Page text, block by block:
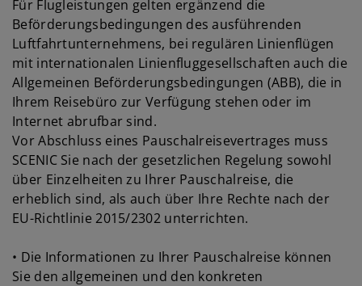
Für Flugleistungen gelten ergänzend die
Beförderungsbedingungen des ausführenden
Luftfahrtunternehmens, bei regulären Linienflügen
mit internationalen Linienfluggesellschaften auch die
Allgemeinen Beförderungsbedingungen (ABB), die in
Ihrem Reisebüro zur Verfügung stehen oder im
Internet abrufbar sind.
Vor Abschluss eines Pauschalreisevertrages muss
SCENIC Sie nach der gesetzlichen Regelung sowohl
über Einzelheiten zu Ihrer Pauschalreise, die
erheblich sind, als auch über Ihre Rechte nach der
EU-Richtlinie 2015/2302 unterrichten.
• Die Informationen zu Ihrer Pauschalreise können
Sie den allgemeinen und den konkreten